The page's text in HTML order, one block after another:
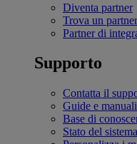
Diventa partner
Trova un partner
Partner di
Supporto
Contatta il
Guide e manuali
Base di
Stato del sistema